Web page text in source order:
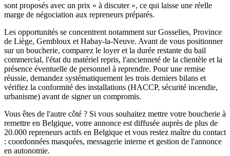
sont proposés avec un prix « à discuter », ce qui laisse une réelle
marge de négociation aux repreneurs préparés.
Les opportunités se concentrent notamment sur Gosselies, Province
de Liège, Gembloux et Habay-la-Neuve. Avant de vous positionner
sur un boucherie, comparez le loyer et la durée restante du bail
commercial, l'état du matériel repris, l'ancienneté de la clientèle et la
présence éventuelle de personnel à reprendre. Pour une remise
réussie, demandez systématiquement les trois derniers bilans et
vérifiez la conformité des installations (HACCP, sécurité incendie,
urbanisme) avant de signer un compromis.
Vous êtes de l'autre côté ? Si vous souhaitez mettre votre boucherie à
remettre en Belgique, votre annonce est diffusée auprès de plus de
20.000 repreneurs actifs en Belgique et vous restez maître du contact
: coordonnées masquées, messagerie interne et gestion de l'annonce
en autonomie.